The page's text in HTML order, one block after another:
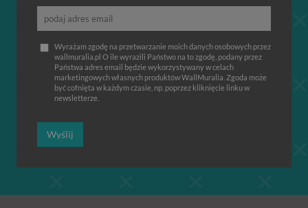
Wyrażam zgodę na przetwarzanie moich danych osobowych przez
wallmuralia.pl O ile wyrazili Państwo na to zgodę, podany przez
Państwa adres email będzie wykorzystywany w celach
marketingowych własnych produktów WallMuralia. Zgoda może
być cofnięta w każdym czasie, np. poprzez kliknięcie linku w
newsletterze.
Wyślij